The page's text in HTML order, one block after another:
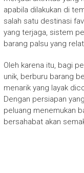
apabila dilakukan di
salah satu destinasi
yang terjaga, sistem
barang palsu yang
Oleh karena itu, bagi
unik, berburu barang
menarik yang layak
Dengan persiapan
peluang menemukan
bersahabat akan